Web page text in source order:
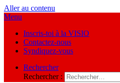
Aller au contenu
Menu
Inscris-toi à la VISIO
Contactez-nous
Syndiquez-vous
Rechercher
Rechercher :